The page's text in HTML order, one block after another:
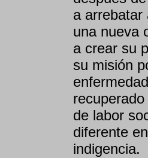
a arrebatar
una nueva
a crear su
su misión
de labor
diferente
indigencia.